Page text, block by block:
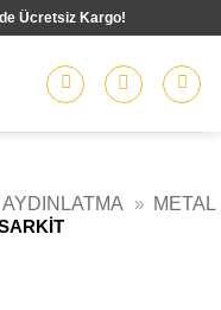
Ücretsiz Kargo!
» METAL